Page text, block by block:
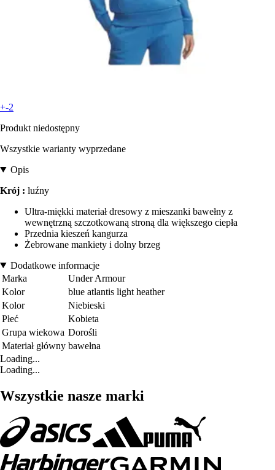
+-2
Produkt niedostępny
Wszystkie warianty wyprzedane
Opis
Krój : luźny
Ultra-miękki materiał dresowy z mieszanki bawełny z
wewnętrzną szczotkowaną stroną dla większego ciepła
Przednia kieszeń kangurza
Żebrowane mankiety i dolny brzeg
Dodatkowe informacje
Marka
Under Armour
Kolor
blue atlantis light heather
Kolor
Niebieski
Płeć
Kobieta
Grupa wiekowa Dorośli
Materiał główny bawełna
Loading...
Loading...
Wszystkie nasze marki